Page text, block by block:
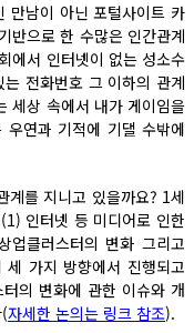
만남이 아닌 포털사이트 카
반으로 한 수많은 인간관계
에서 인터넷이 없는 성소수
전화번호 그 이하의 관계
세상 속에서 내가 게이임을
연과 기적에 기댈 수밖에
계를 지니고 있을까요? 1세
인터넷 등 미디어로 인한
업클러스터의 변화 그리고
가지 방향에서 진행되고
의 변화에 관한 이슈와 개
자세한 논의는 링크 참조).